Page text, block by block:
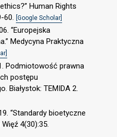
Human Rights
60.
[Google Scholar]
“Europejska
Medycyna Praktyczna
Podmiotowość prawna
postępu
Białystok: TEMIDA 2.
“Standardy bioetyczne
4(30):35.